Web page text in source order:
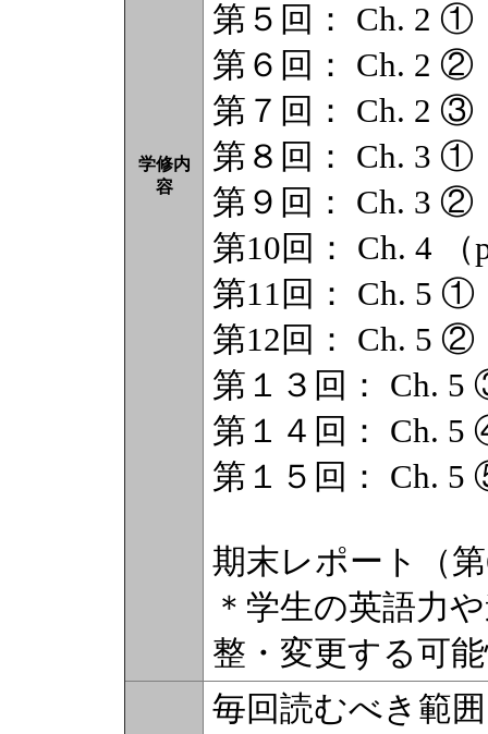
学修内
容
第５回： Ch. 2 ①
第６回： Ch. 2 ②
第７回： Ch. 2 ③
第８回： Ch. 3 ①
第９回： Ch. 3 ②
第10回： Ch. 4 （
第11回： Ch. 5 ①
第12回： Ch. 5 ②
第１３回： Ch. 5
第１４回： Ch. 5
第１５回： Ch. 5
期末レポート（
＊学生の英語力
整・変更する可
毎回読むべき範